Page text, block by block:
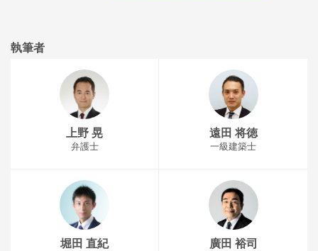
執筆者
上野 晃
弁護士
遠田 将徳
一級建築士
堀田 直紀 廣田 裕司